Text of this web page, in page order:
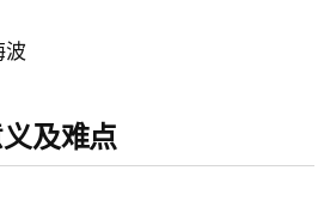
波
及难点